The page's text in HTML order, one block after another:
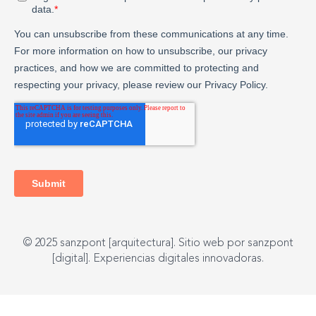
© 2025 sanzpont [arquitectura]. Sitio web por sanzpont
[digital]. Experiencias digitales innovadoras.